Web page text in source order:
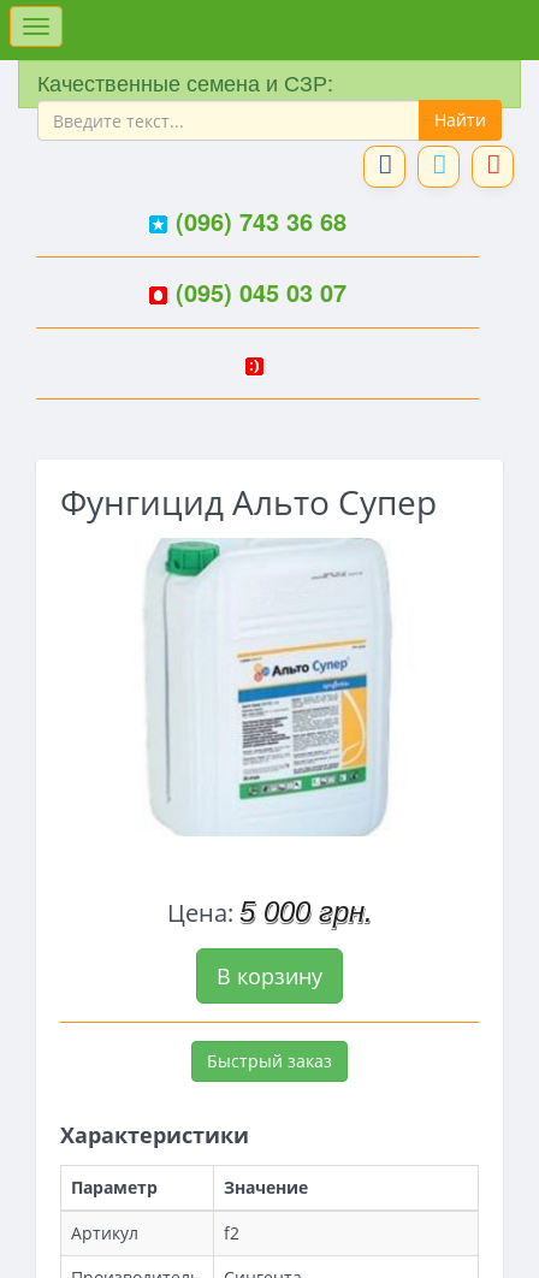
Меню
Качественные семена и СЗР:
(096) 743 36 68
(095) 045 03 07
Фунгицид Альто Супер
Цена: 5 000 грн.
В корзину
Быстрый заказ
Характеристики
Параметр
Значение
Артикул
f2